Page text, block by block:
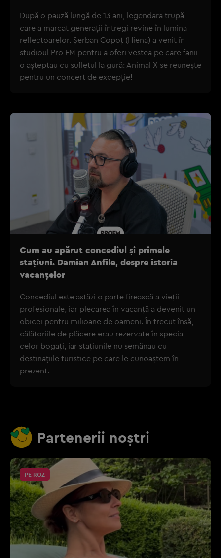
După o pauză lungă de 13 ani, legendara trupă
care a marcat generații întregi revine în lumina
reflectoarelor. Șerban Copoț (Hiena) a venit în
studioul Pro FM pentru a oferi vestea pe care fanii
o așteptau cu sufletul la gură: Animal X se reunește
pentru un concert de excepție!
Cum au apărut concediul și primele
stațiuni. Damian Anfile, despre istoria
vacanțelor
Concediul este astăzi o parte firească a vieții
profesionale, iar plecarea în vacanță a devenit un
obicei pentru milioane de oameni. În trecut însă,
călătoriile de plăcere erau rezervate în special
celor bogați, iar stațiunile nu semănau cu
destinațiile turistice pe care le cunoaștem în
prezent.
Partenerii noștri
PE ROZ